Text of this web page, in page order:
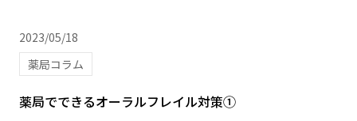
2023/05/18
薬局コラム
薬局でできるオーラルフレイル対策①